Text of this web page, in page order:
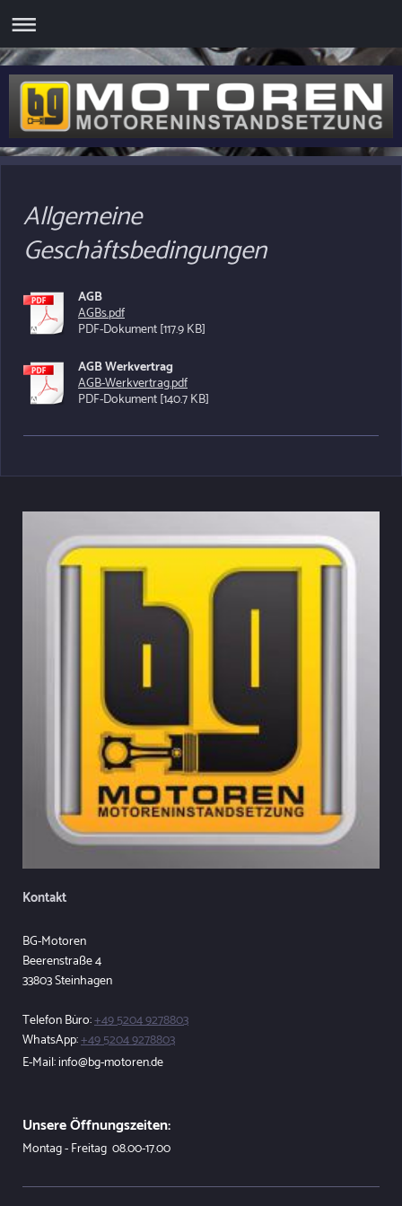
Allgemeine
Geschäftsbedingungen
AGB
AGBs.pdf
PDF-Dokument [117.9 KB]
AGB Werkvertrag
AGB-Werkvertrag.pdf
PDF-Dokument [140.7 KB]
Kontakt
BG-Motoren
Beerenstraße4
33803Steinhagen
Telefon Büro:+49 5204 9278803
WhatsApp:+49 5204 9278803
E-Mail:info@bg-motoren.de
Unsere Öffnungszeiten:
Montag - Freitag 08.00-17.00